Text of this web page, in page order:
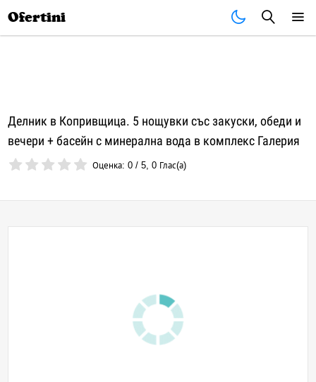
Ofertini
Делник в Копривщица. 5 нощувки със закуски, обеди и
вечери + басейн с минерална вода в комплекс Галерия
Оценка:0 /5,0 Глас(а)